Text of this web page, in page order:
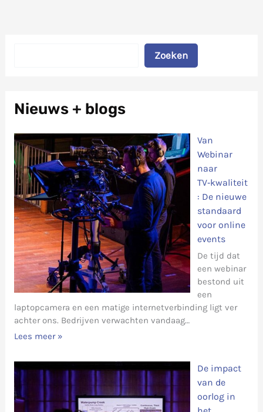
Zoeken
Nieuws + blogs
Van
Webinar
naar
TV‑kwaliteit
: De nieuwe
standaard
voor online
events
De tijd dat
een webinar
bestond uit
een
laptopcamera en een matige internetverbinding ligt ver
achter ons. Bedrijven verwachten vandaag…
Lees meer »
De impact
van de
oorlog in